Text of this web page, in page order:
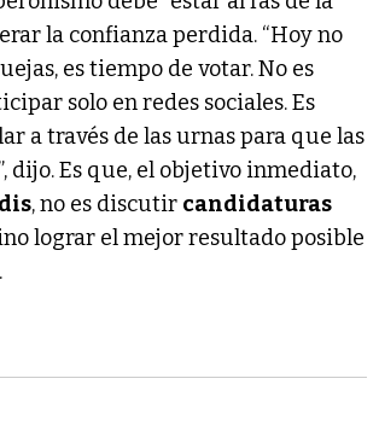
la confianza perdida. “Hoy no
es tiempo de votar. No es
solo en redes sociales. Es
a través de las urnas para que las
dijo. Es que, el objetivo inmediato,
, no es discutir candidaturas
lograr el mejor resultado posible